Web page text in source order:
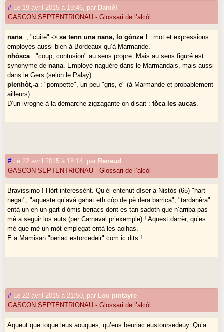
# Le 19 avril 2015 à 19:46 par Danièl
GASCON SEPTENTRIONAU - Glossari de l’alcòl
nana ; "cuite" ->se tenn una nana, lo gònze ! : mot et expressions
employés aussi bien à Bordeaux qu’à Marmande.
nhòsca : "coup, contusion" au sens propre. Mais au sens figuré est
synonyme denana . Employé naguère dans le Marmandais, mais aussi
dans le Gers (selon le Palay).
plenhòt,-a : "pompette", un peu "gris,-e" (à Marmande et probablement
ailleurs).
D’un ivrogne à la démarche zigzagante on disait : tòca les aucas
# Le 22 avril 2015 à 18:14 par Renaud
GASCON SEPTENTRIONAU - Glossari de l’alcòl
Bravissimo ! Hòrt interessènt. Qu’èi entenut díser a Nistòs (65) "hart
negat", "aqueste qu’avá gahat eth còp de pè dera barrica", "tardanèra"
entà un en un gart d’òmis beriacs dont es tan sadoth que n’arriba pas
mè a seguir los auts (per Carnaval pr’exemple) ! Aquest darrèr, qu’es
mè que mè un mòt emplegat entà les aolhas.
E a Mamisan "beriac estorcedeir" com ic dits !
# Le 22 avril 2015 à 21:50 par Lou pintayre
GASCON SEPTENTRIONAU - Glossari de l’alcòl
Aqueut que toque leus aouques, qu’eus beuriac eustoursedeuy. Qu’a